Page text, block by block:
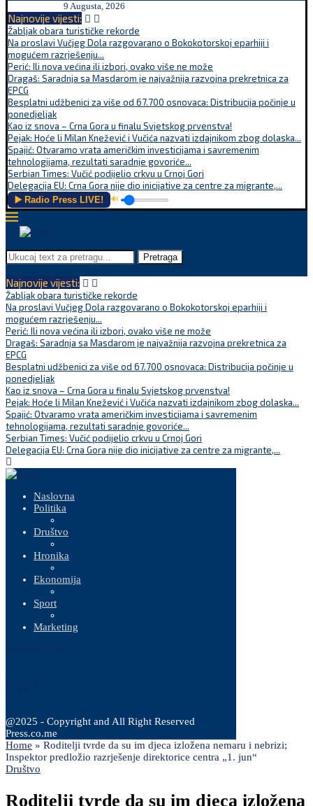
9 Augusta, 2026
Najnovije vijesti:
Žabljak obara turističke rekorde
Na proslavi Vučjeg Dola razgovarano o Bokokotorskoj eparhiji i
mogućem razrješenju...
Perić: Ili nova većina ili izbori, ovako više ne može
Dragaš: Saradnja sa Masdarom je najvažnija razvojna prekretnica za
EPCG
Besplatni udžbenici za više od 67.700 osnovaca: Distribucija počinje u
ponedjeljak
Kao iz snova – Crna Gora u finalu Svjetskog prvenstva!
Pejak: Hoće li Milan Knežević i Vučića nazvati izdajnikom zbog dolaska...
Spajić: Otvaramo vrata američkim investicijama i savremenim
tehnologijama, rezultati saradnje govoriće...
Serbian Times: Vučić podijelio crkvu u Crnoj Gori
Delegacija EU: Crna Gora nije dio inicijative za centre za migrante,...
▶️ Radio Press LIVE! 🔊
Pretraga
Najnovije vijesti:
Žabljak obara turističke rekorde
Na proslavi Vučjeg Dola razgovarano o Bokokotorskoj eparhiji i
mogućem razrješenju...
Perić: Ili nova većina ili izbori, ovako više ne može
Dragaš: Saradnja sa Masdarom je najvažnija razvojna prekretnica za
EPCG
Besplatni udžbenici za više od 67.700 osnovaca: Distribucija počinje u
ponedjeljak
Kao iz snova – Crna Gora u finalu Svjetskog prvenstva!
Pejak: Hoće li Milan Knežević i Vučića nazvati izdajnikom zbog dolaska...
Spajić: Otvaramo vrata američkim investicijama i savremenim
tehnologijama, rezultati saradnje govoriće...
Serbian Times: Vučić podijelio crkvu u Crnoj Gori
Delegacija EU: Crna Gora nije dio inicijative za centre za migrante,...
Naslovna
Politika
Društvo
Hronika
Ekonomija
Sport
Marketing
@2025 - Copyright and All Right Reserved
Press.co.me
Home » Roditelji tvrde da su im djeca izložena nemaru i nebrizi;
Inspektor predložio razrješenje direktorice centra „1. jun“
Društvo
Roditelji tvrde da su im djeca izložena